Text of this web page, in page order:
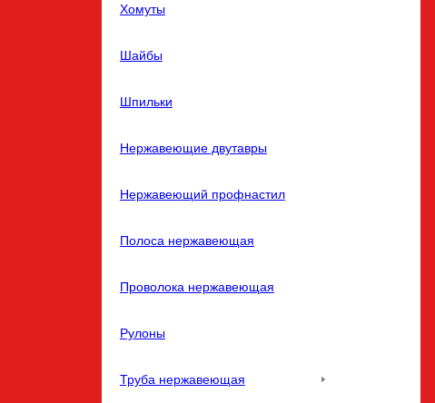
Хомуты
Шайбы
Шпильки
Нержавеющие двутавры
Нержавеющий профнастил
Полоса нержавеющая
Проволока нержавеющая
Рулоны
Труба нержавеющая